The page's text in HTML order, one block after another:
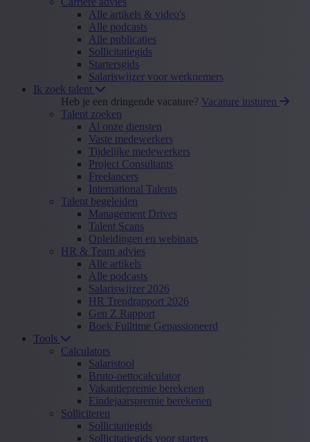
Alle artikels & video's
Alle podcasts
Alle publicaties
Sollicitatiegids
Startersgids
Salariswijzer voor werknemers
Ik zoek talent
Heb je een dringende vacature? Vacature insturen
Talent zoeken
Al onze diensten
Vaste medewerkers
Tijdelijke medewerkers
Project Consultants
Freelancers
International Talents
Talent begeleiden
Management Drives
Talent Scans
Opleidingen en webinars
HR & Team advies
Alle artikels
Alle podcasts
Salariswijzer 2026
HR Trendrapport 2026
Gen Z Rapport
Boek Fulltime Gepassioneerd
Tools
Calculators
Salaristool
Bruto-nettocalculator
Vakantiepremie berekenen
Eindejaarspremie berekenen
Solliciteren
Sollicitatiegids
Sollicitatiegids voor starters